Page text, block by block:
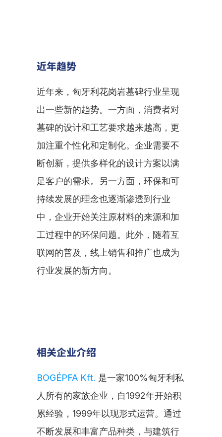
近年趋势
近年来，匈牙利花岗岩墓碑行业呈现
出一些新的趋势。一方面，消费者对
墓碑的设计和工艺要求越来越高，更
加注重个性化和定制化。企业需要不
断创新，提供多样化的设计方案以满
足客户的需求。另一方面，环保和可
持续发展的理念也逐渐渗透到行业
中，企业开始关注原材料的来源和加
工过程中的环保问题。此外，随着互
联网的普及，线上销售和推广也成为
行业发展的新方向。
相关企业介绍
BOGÉPFA Kft. 是一家100%匈牙利私
人所有的家族企业，自1992年开始积
累经验，1999年以现形式运营。通过
不断发展和丰富产品种类，与建筑行